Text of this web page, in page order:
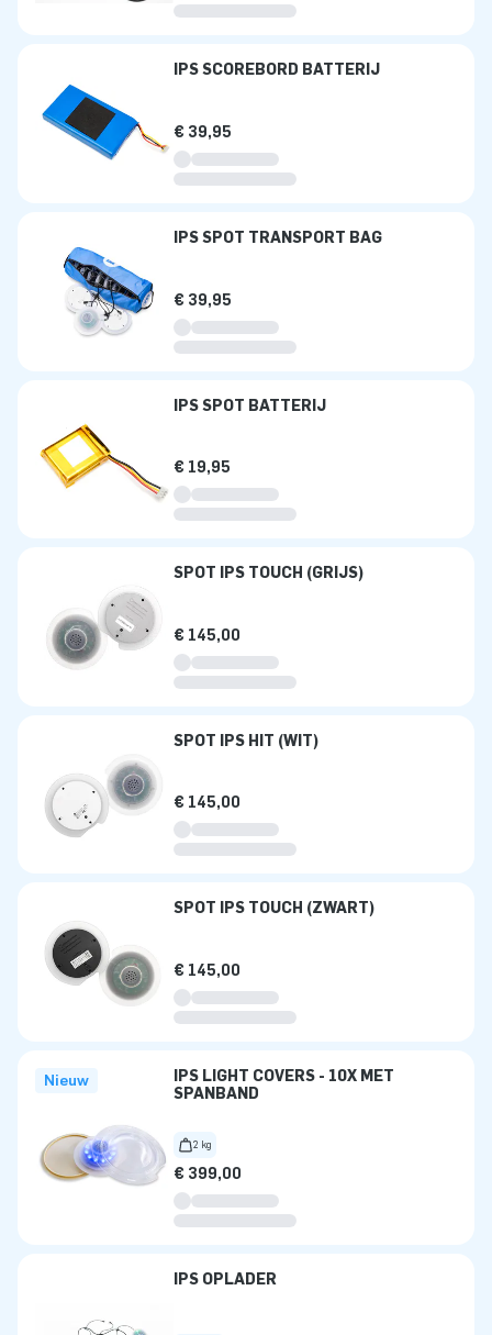
IPS SCOREBORD BATTERIJ
€ 39,95
IPS SPOT TRANSPORT BAG
€ 39,95
IPS SPOT BATTERIJ
€ 19,95
SPOT IPS TOUCH (GRIJS)
€ 145,00
SPOT IPS HIT (WIT)
€ 145,00
SPOT IPS TOUCH (ZWART)
€ 145,00
Nieuw
IPS LIGHT COVERS - 10X MET
SPANBAND
2 kg
€ 399,00
IPS OPLADER